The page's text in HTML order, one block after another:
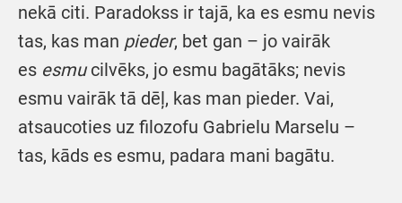
nekā citi. Paradokss ir tajā, ka es esmu nevis
tas, kas man pieder, bet gan – jo vairāk
es esmucilvēks, jo esmu bagātāks; nevis
esmu vairāk tā dēļ, kas man pieder. Vai,
atsaucoties uz filozofu Gabrielu Marselu –
tas, kāds es esmu, padara mani bagātu.